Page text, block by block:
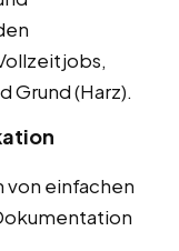
Grund (Harz).
von einfachen